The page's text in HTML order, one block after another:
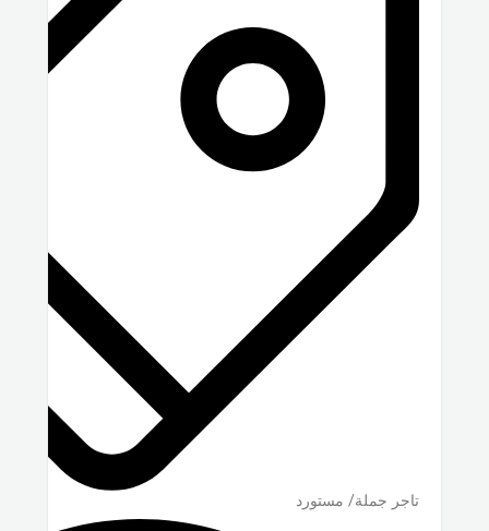
تاجر جملة/ مستورد